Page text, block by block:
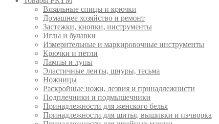
Вязальные спицы и крючки
Домашнее хозяйство и ремонт
Застежки, кнопки, инструменты
Иглы и булавки
Измерительные и маркировочные инструменты
Крючки и петли
Лампы и лупы
Эластичные ленты, шнуры, тесьма
Ножницы
Раскройные ножи, лезвия и принадлежнисти
Подплечники и подмышечники
Принадлежности для женского белья
Принадлежности для шитья, вышивки и пэчворка